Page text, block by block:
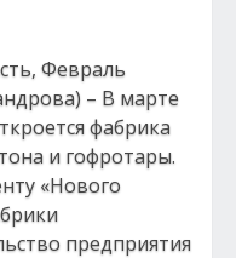
Февраль
– В марте
фабрика
и гофротары.
«Нового
предприятия